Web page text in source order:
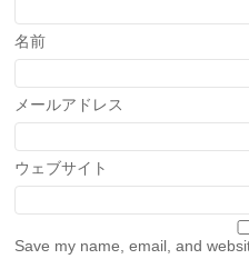
名前
メールアドレス
ウェブサイト
Save my name, email, and